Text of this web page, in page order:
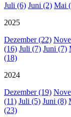
Juli (6) Juni (2) Mai
2025
Dezember (22)
(16) Juli (7) Juni (7)
(18)
2024
Dezember (19)
(11) Juli (5) Juni (8)
(23)